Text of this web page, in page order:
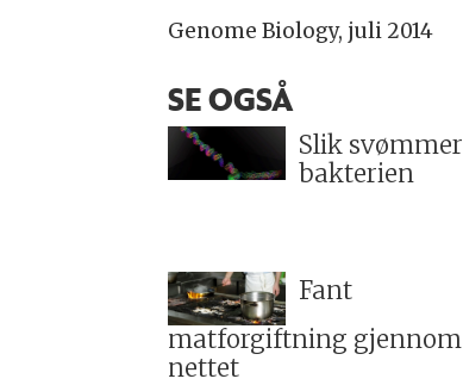
Genome Biology, juli 2014
SE OGSÅ
Slik svømmer
bakterien
Fant
matforgiftning gjennom
nettet